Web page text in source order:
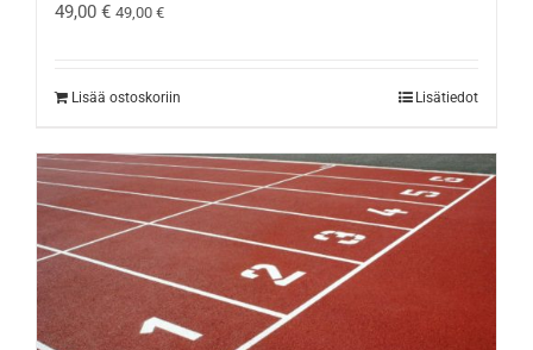
49,00 € 49,00 €
Lisää ostoskoriin Lisätiedot